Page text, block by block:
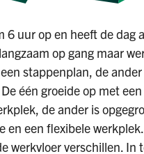
6 uur op en heeft de dag
op gang maar
stappenplan, de
één groeide op met
de ander is
en een flexibele werkplek.
werkvloer verschillen. In